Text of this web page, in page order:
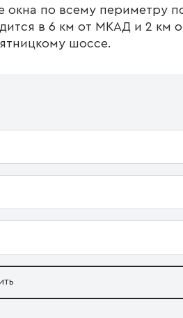
окна по всему периметру
в 6 км от МКАД и 2 км
шоссе.